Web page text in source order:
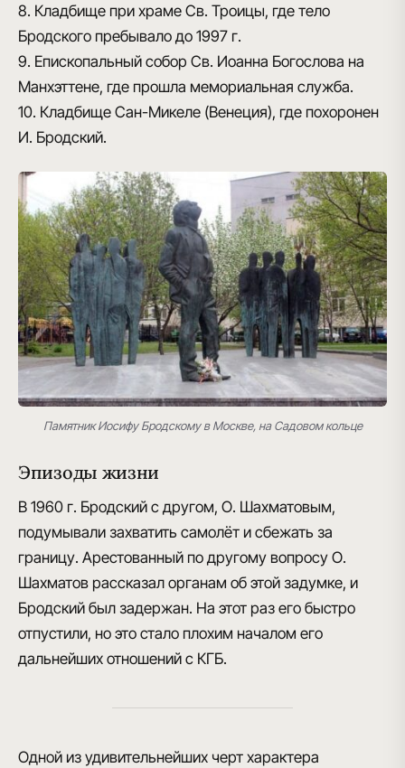
8. Кладбище при храме Св. Троицы, где тело
Бродского пребывало до 1997 г.
9. Епископальный собор Св. Иоанна Богослова на
Манхэттене, где прошла мемориальная служба.
10. Кладбище Сан-Микеле (Венеция), где похоронен
И. Бродский.
Памятник Иосифу Бродскому в Москве, на Садовом кольце
Эпизоды жизни
В 1960 г. Бродский с другом, О. Шахматовым,
подумывали захватить самолёт и сбежать за
границу. Арестованный по другому вопросу О.
Шахматов рассказал органам об этой задумке, и
Бродский был задержан. На этот раз его быстро
отпустили, но это стало плохим началом его
дальнейших отношений с КГБ.
Одной из удивительнейших черт характера